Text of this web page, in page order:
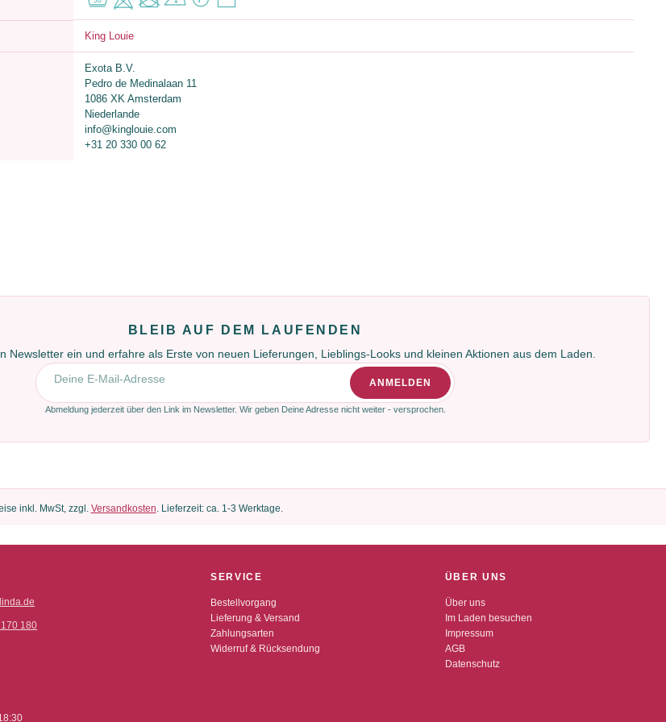
King Louie
Exota B.V.
Pedro de Medinalaan 11
1086 XK Amsterdam
Niederlande
info@kinglouie.com
+31 20 330 00 62
BLEIB AUF DEM LAUFENDEN
Newsletter ein und erfahre als Erste von neuen Lieferungen, Lieblings-Looks und kleinen Aktionen aus dem Laden.
E-Mail-Adresse
ANMELDEN
Abmeldung jederzeit über den Link im Newsletter. Wir geben Deine Adresse nicht weiter - versprochen.
inkl. MwSt, zzgl. Versandkosten. Lieferzeit: ca. 1-3 Werktage.
180
SERVICE
Bestellvorgang
Lieferung & Versand
Zahlungsarten
Widerruf & Rücksendung
ÜBER UNS
Über uns
Im Laden besuchen
Impressum
AGB
Datenschutz